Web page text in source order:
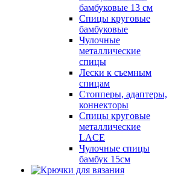
бамбуковые 13 см
Спицы круговые
бамбуковые
Чулочные
металлические
спицы
Лески к съемным
спицам
Стопперы, адаптеры,
коннекторы
Спицы круговые
металлические
LACE
Чулочные спицы
бамбук 15см